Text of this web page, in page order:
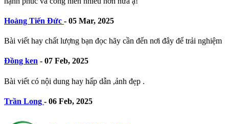
Hoàng Tiến Đức - 05 Mar, 2025
Bài viết hay chất lượng bạn đọc hãy cần đến nơi đây để trải nghiệm
Đồng ken - 07 Feb, 2025
Bài viết có nội dung hay hấp dẫn ,ảnh đẹp .
Trần Long - 06 Feb, 2025